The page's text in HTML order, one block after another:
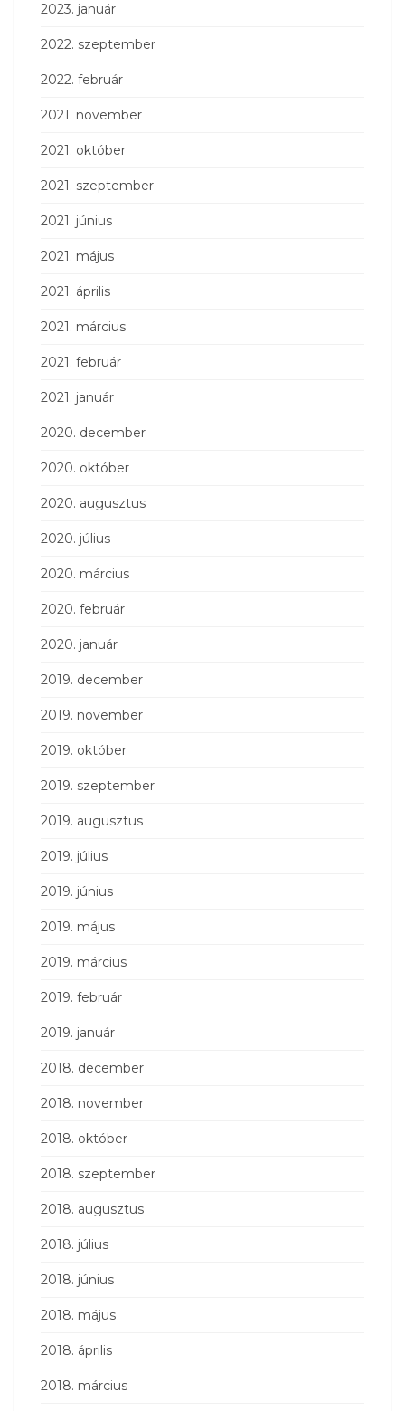
2023. január
2022. szeptember
2022. február
2021. november
2021. október
2021. szeptember
2021. június
2021. május
2021. április
2021. március
2021. február
2021. január
2020. december
2020. október
2020. augusztus
2020. július
2020. március
2020. február
2020. január
2019. december
2019. november
2019. október
2019. szeptember
2019. augusztus
2019. július
2019. június
2019. május
2019. március
2019. február
2019. január
2018. december
2018. november
2018. október
2018. szeptember
2018. augusztus
2018. július
2018. június
2018. május
2018. április
2018. március